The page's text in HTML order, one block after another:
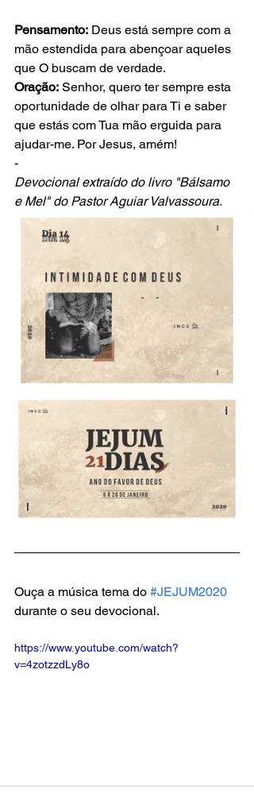
Pensamento: Deus está sempre com a
mão estendida para abençoar aqueles
que O buscam de verdade.
Oração: Senhor, quero ter sempre esta
oportunidade de olhar para Ti e saber
que estás com Tua mão erguida para
ajudar-me. Por Jesus, amém!
-
Devocional extraído do livro "Bálsamo
e Mel" do Pastor Aguiar Valvassoura.
Ouça a música tema do #JEJUM2020
durante o seu devocional.
https://www.youtube.com/watch?
v=4zotzzdLy8o